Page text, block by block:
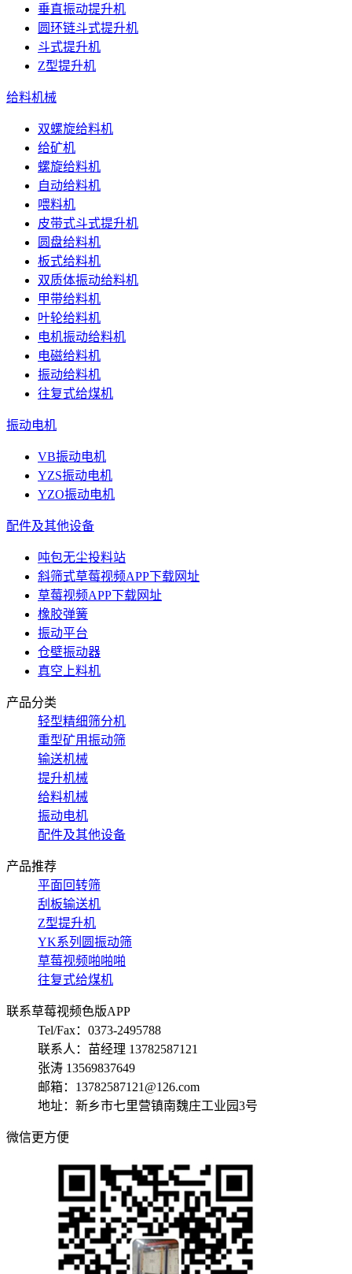
垂直振动提升机
圆环链斗式提升机
斗式提升机
Z型提升机
给料机械
双螺旋给料机
给矿机
螺旋给料机
自动给料机
喂料机
皮带式斗式提升机
圆盘给料机
板式给料机
双质体振动给料机
甲带给料机
叶轮给料机
电机振动给料机
电磁给料机
振动给料机
往复式给煤机
振动电机
VB振动电机
YZS振动电机
YZO振动电机
配件及其他设备
吨包无尘投料站
斜筛式草莓视频APP下载网址
草莓视频APP下载网址
橡胶弹簧
振动平台
仓壁振动器
真空上料机
产品分类
轻型精细筛分机
重型矿用振动筛
输送机械
提升机械
给料机械
振动电机
配件及其他设备
产品推荐
平面回转筛
刮板输送机
Z型提升机
YK系列圆振动筛
草莓视频啪啪啪
往复式给煤机
联系草莓视频色版APP
Tel/Fax：0373-2495788
联系人：苗经理 13782587121
张涛 13569837649
邮箱：13782587121@126.com
地址：新乡市七里营镇南魏庄工业园3号
微信更方便